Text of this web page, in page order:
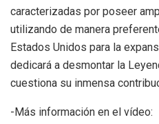
caracterizadas por poseer
utilizando de manera
Estados Unidos para la
dedicará a desmontar la
cuestiona su inmensa
-Más información en el vídeo: